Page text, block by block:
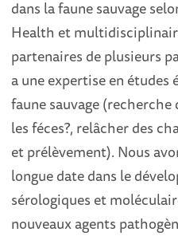
dans la faune sauvage
Health et
partenaires de plusieurs
a une expertise en
faune sauvage (recherche
les féces?, relâcher des
et prélèvement). Nous
longue date dans le
sérologiques et
nouveaux agents